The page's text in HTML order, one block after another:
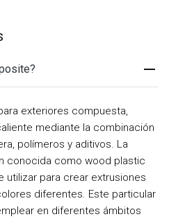
exteriores compuesta,
mediante la combinación
polímeros y aditivos. La
conocida como wood plastic
utilizar para crear extrusiones
diferentes. Este particular
en diferentes ámbitos